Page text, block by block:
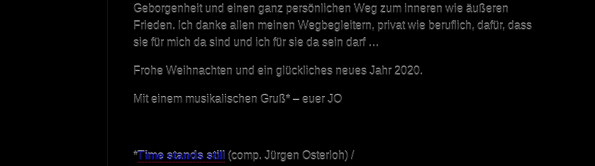
Geborgenheit und einen ganz persönlichen Weg zum inneren wie äußeren
Frieden. Ich danke allen meinen Wegbegleitern, privat wie beruflich, dafür, dass
sie für mich da sind und ich für sie da sein darf …
Frohe Weihnachten und ein glückliches neues Jahr 2020.
Mit einem musikalischen Gruß* – euer JO
*Time stands still
(comp. Jürgen Osterloh) /